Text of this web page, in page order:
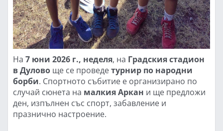
На 7 юни 2026 г., неделя, на Градския стадион
в Дулово ще се проведетурнир по народни
борби. Спортното събитие е организирано по
случай сюнета на малкия Аркан и ще предложи
ден, изпълнен със спорт, забавление и
празнично настроение.